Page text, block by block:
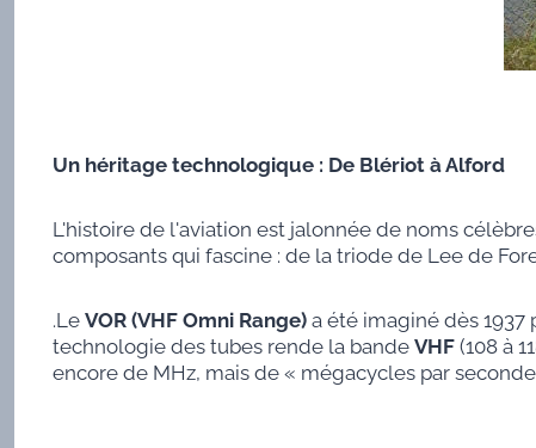
Un héritage technologique : De Blériot à Alford
L'histoire de l'aviation est jalonnée de noms
composants qui fascine : de la triode de Lee de
.Le VOR (VHF Omni Range)a été imaginé dès 1937
technologie des tubes rende la bande VHF(108 à
encore de MHz, mais de « mégacycles par